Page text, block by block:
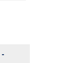
-